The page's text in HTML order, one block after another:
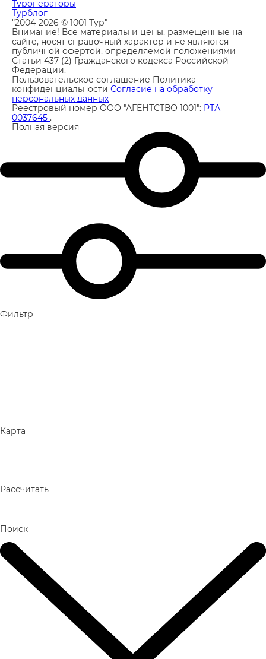
Туроператоры
Турблог
"2004-2026 © 1001 Тур"
Внимание! Все материалы и цены, размещенные на
сайте, носят справочный характер и не являются
публичной офертой, определяемой положениями
Статьи 437 (2) Гражданского кодекса Российской
Федерации.
Пользовательское соглашение Политика
конфиденциальности Согласие на обработку
персональных данных
Реестровый номер ООО "АГЕНТСТВО 1001": РТА
0037645 .
Полная версия
Фильтр
Карта
Рассчитать
Поиск